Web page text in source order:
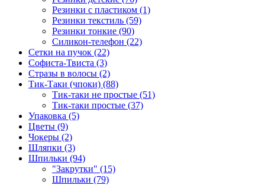
Резинки с пластиком (1)
Резинки текстиль (59)
Резинки тонкие (90)
Силикон-телефон (22)
Сетки на пучок (22)
Софиста-Твиста (3)
Стразы в волосы (2)
Тик-Таки (чпоки) (88)
Тик-таки не простые (51)
Тик-таки простые (37)
Упаковка (5)
Цветы (9)
Чокеры (2)
Шляпки (3)
Шпильки (94)
"Закрутки" (15)
Шпильки (79)